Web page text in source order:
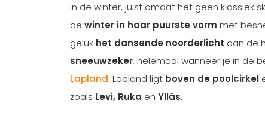
in de winter, juist omdat het geen klassiek
de winter in haar puurste vorm met
geluk het dansende noorderlicht aan de
sneeuwzeker, helemaal wanneer je in de
Lapland. Lapland ligt boven de poolcirkel
zoals Levi, Ruka en Ylläs.